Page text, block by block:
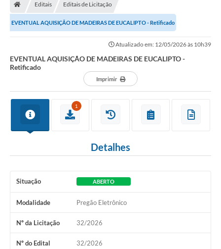
Conselhos Municipais
Diário Oficial
Coleta seletiva - Informações
A Nossa Cidade
A Prefeitura
Audiências Públicas
Arquivos para Download
Editais Editais de Licitação
EVENTUAL AQUISIÇÃO DE MADEIRAS DE EUCALIPTO - Retificado
Atualizado em: 12/05/2026 às 10h39
EVENTUAL AQUISIÇÃO DE MADEIRAS DE EUCALIPTO -
Retificado
Imprimir
1
Detalhes
Situação ABERTO
Modalidade Pregão Eletrônico
Nº da Licitação 32/2026
Nº do Edital 32/2026